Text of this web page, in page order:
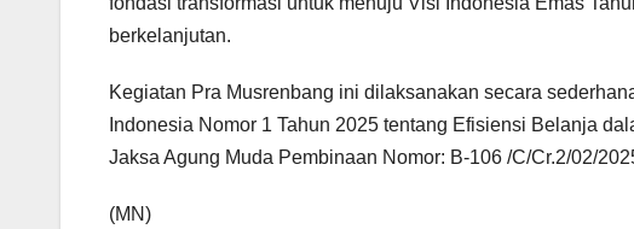
berkelanjutan.
Kegiatan Pra Musrenbang ini dilaksanakan secara
Indonesia Nomor 1 Tahun 2025 tentang Efisiensi Belanja
Jaksa Agung Muda Pembinaan Nomor: B-106 /C/Cr.2/02/
(MN)